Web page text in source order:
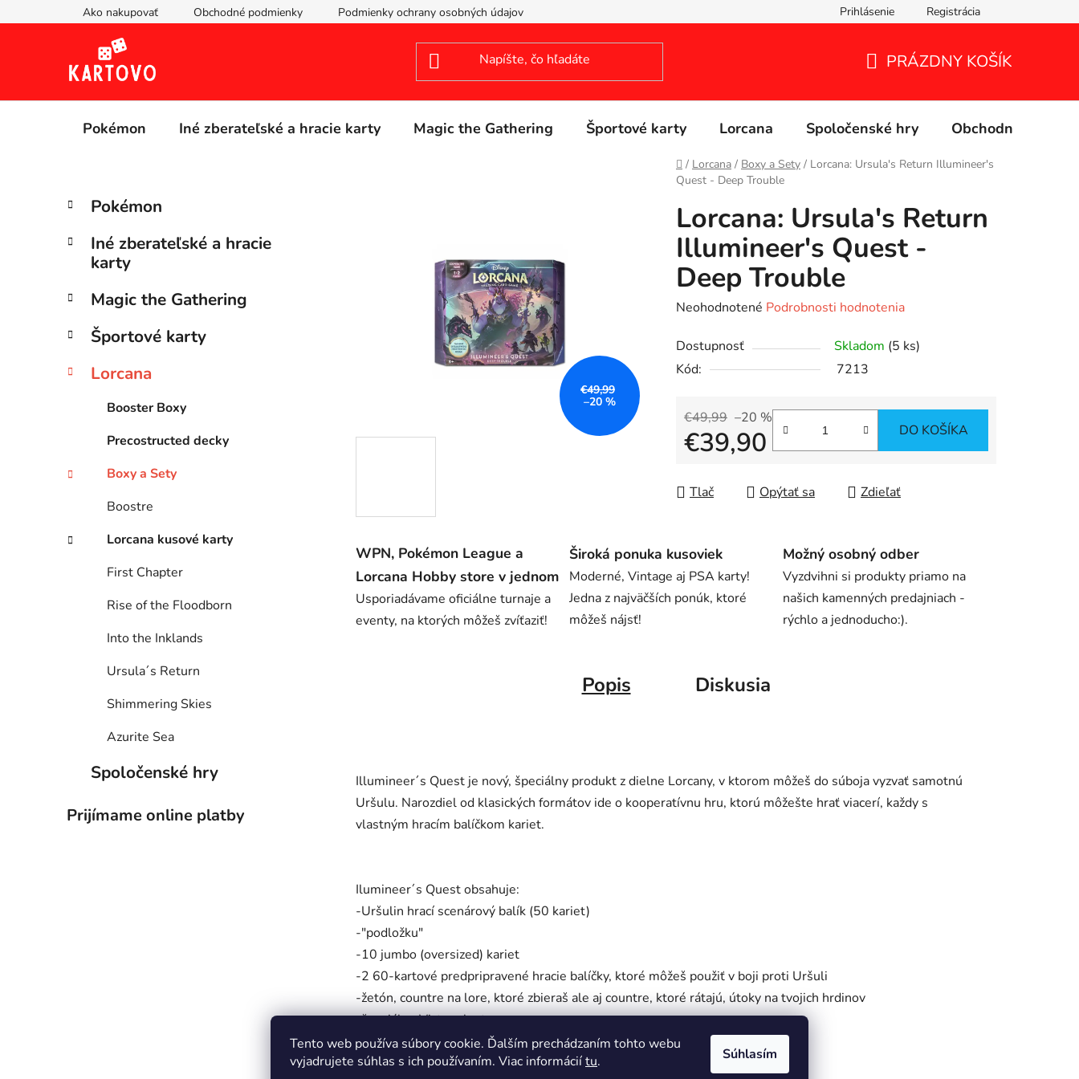
Tento web používa súbory cookie. Ďalším prechádzaním tohto webu
vyjadrujete súhlas s ich používaním. Viac informáciítu. Súhlasím
na
Ako nakupovať Obchodné podmienky Podmienky ochrany osobných údajov Prihlásenie Registrácia
KOŠÍK
PRÁZDNY KOŠÍK
Pokémon Iné zberateľské a hracie karty Magic the Gathering Športové karty Lorcana Spoločenské hry Obchodné
Domov
/ Lorcana / Boxy a Sety / Lorcana: Ursula's Return Illumineer's
Quest - Deep Trouble
B
č
p
n
e
Preskočiť
kategórie
K
a
e
r
e
Pokémon
Iné zberateľské a hracie
karty
Magic the Gathering
Športové karty
Lorcana
Booster Boxy
Precostructed decky
Boxy a Sety
Boostre
Lorcana kusové karty
First Chapter
Rise of the Floodborn
Into the Inklands
Ursula´s Return
Shimmering Skies
Azurite Sea
Spoločenské hry
Prijímame online platby
Lorcana: Ursula's Return
Illumineer's Quest -
Deep Trouble
Priemerné
produktu
je
hviezdičiek.
Neohodnotené Podrobnosti hodnotenia
Dostupnosť Skladom (5 ks)
Kód:
7213
€49,99 –20 %
€39,90 DO KOŠÍKA
Tlač Opýtať sa Zdieľať
€49,99
–20 %
WPN, Pokémon League a
Lorcana Hobby store v jednom
Usporiadávame oficiálne turnaje a
eventy, na ktorých môžeš zvíťaziť!
Široká ponuka kusoviek
Moderné, Vintage aj PSA karty!
Jedna z najväčších ponúk, ktoré
môžeš nájsť!
Možný osobný odber
Vyzdvihni si produkty priamo na
našich kamenných predajniach -
rýchlo a jednoducho:).
Popis Diskusia
Illumineer´s Quest je nový, špeciálny produkt z dielne Lorcany, v ktorom môžeš do súboja vyzvať samotnú
Uršulu. Narozdiel od klasických formátov ide o kooperatívnu hru, ktorú môžešte hrať viacerí, každy s
vlastným hracím balíčkom kariet.
Ilumineer´s Quest obsahuje:
-Uršulin hrací scenárový balík (50 kariet)
-"podložku"
-10 jumbo (oversized) kariet
-2 60-kartové predpripravené hracie balíčky, ktoré môžeš použiť v boji proti Uršuli
-žetón, countre na lore, ktoré zbieraš ale aj countre, ktoré rátajú, útoky na tvojich hrdinov
-špeciálnu Victory kartu
-pravidlá hry Lorcana